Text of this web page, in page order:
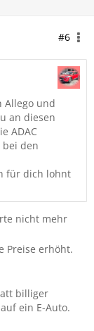
#6
Allego und
an diesen
ADAC
bei den
für dich lohnt
nicht mehr
Preise erhöht.
billiger
ein E-Auto.